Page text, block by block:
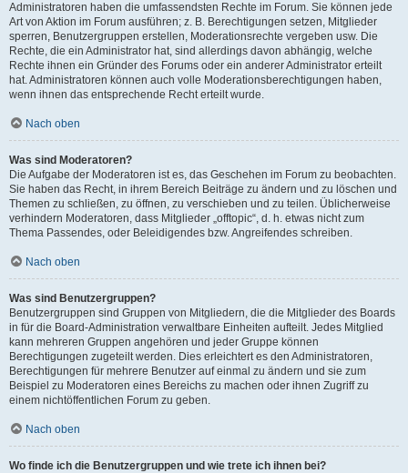
Administratoren haben die umfassendsten Rechte im Forum. Sie können jede
Art von Aktion im Forum ausführen; z. B. Berechtigungen setzen, Mitglieder
sperren, Benutzergruppen erstellen, Moderationsrechte vergeben usw. Die
Rechte, die ein Administrator hat, sind allerdings davon abhängig, welche
Rechte ihnen ein Gründer des Forums oder ein anderer Administrator erteilt
hat. Administratoren können auch volle Moderationsberechtigungen haben,
wenn ihnen das entsprechende Recht erteilt wurde.
Nach oben
Was sind Moderatoren?
Die Aufgabe der Moderatoren ist es, das Geschehen im Forum zu beobachten.
Sie haben das Recht, in ihrem Bereich Beiträge zu ändern und zu löschen und
Themen zu schließen, zu öffnen, zu verschieben und zu teilen. Üblicherweise
verhindern Moderatoren, dass Mitglieder „offtopic“, d. h. etwas nicht zum
Thema Passendes, oder Beleidigendes bzw. Angreifendes schreiben.
Nach oben
Was sind Benutzergruppen?
Benutzergruppen sind Gruppen von Mitgliedern, die die Mitglieder des Boards
in für die Board-Administration verwaltbare Einheiten aufteilt. Jedes Mitglied
kann mehreren Gruppen angehören und jeder Gruppe können
Berechtigungen zugeteilt werden. Dies erleichtert es den Administratoren,
Berechtigungen für mehrere Benutzer auf einmal zu ändern und sie zum
Beispiel zu Moderatoren eines Bereichs zu machen oder ihnen Zugriff zu
einem nichtöffentlichen Forum zu geben.
Nach oben
Wo finde ich die Benutzergruppen und wie trete ich ihnen bei?